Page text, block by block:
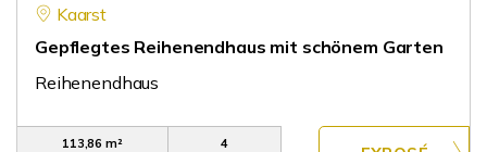
Kaarst
Gepflegtes Reihenendhaus mit schönem Garten
Reihenendhaus
113,86 m²
4